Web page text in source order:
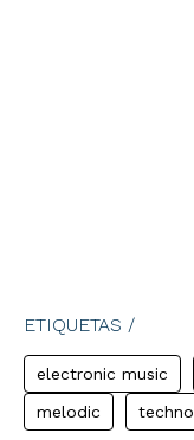
ETIQUETAS /
electronic music
melodic
techno